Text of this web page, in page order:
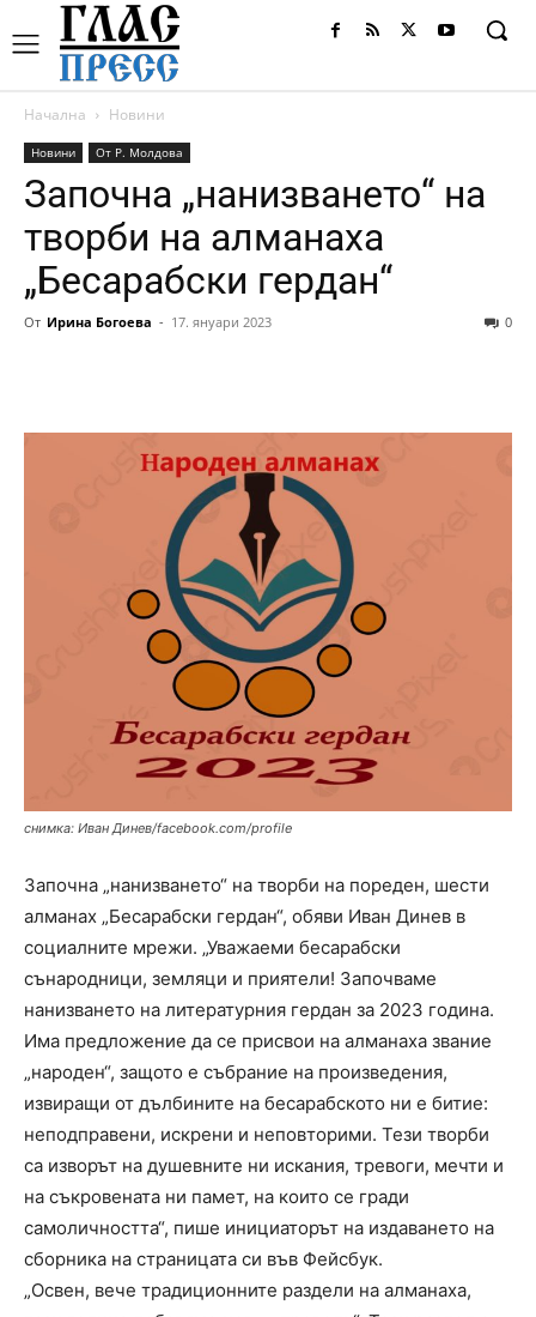
Начална Новини
Новини От Р. Молдова
Започна „нанизването“ на
творби на алманаха
„Бесарабски гердан“
От Ирина Богоева - 17. януари 2023 0
снимка: Иван Динев/facebook.com/profile
Започна „нанизването“ на творби на пореден, шести
алманах „Бесарабски гердан“, обяви Иван Динев в
социалните мрежи. „Уважаеми бесарабски
сънародници, земляци и приятели! Започваме
нанизването на литературния гердан за 2023 година.
Има предложение да се присвои на алманаха звание
„народен“, защото е събрание на произведения,
извиращи от дълбините на бесарабското ни е битие:
неподправени, искрени и неповторими. Тези творби
са изворът на душевните ни искания, тревоги, мечти и
на съкровената ни памет, на които се гради
самоличността“, пише инициаторът на издаването на
сборника на страницата си във Фейсбук.
„Освен, вече традиционните раздели на алманаха,